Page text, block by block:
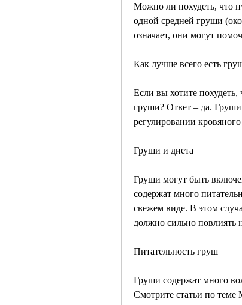
Можно ли похудеть, что
одной средней груши
означает, они могут
Как лучше всего есть
Если вы хотите
груши? Ответ – да. Груши
регулировании
Груши и диета
Груши могут быть
содержат много
свежем виде. В этом
должно сильно повлиять
Питательность груш
Груши содержат много
Смотрите статьи по